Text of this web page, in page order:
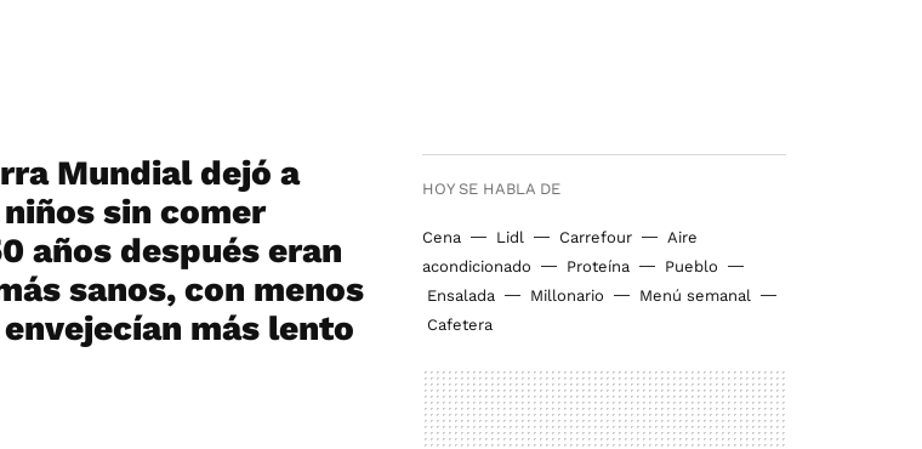
HOY SE HABLA DE
Cena Lidl Carrefour
Aire
acondicionado
Proteína
Pueblo
Ensalada
Millonario
Menú semanal
Cafetera
Mundial dejó a
sin comer
años después eran
sanos, con menos
más lento